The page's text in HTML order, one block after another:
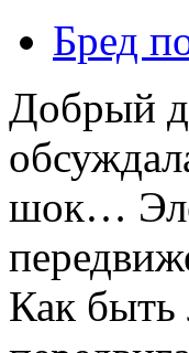
Бред
Добрый
шок…
Как быть